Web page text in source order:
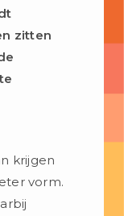
zitten
krijgen
vorm.